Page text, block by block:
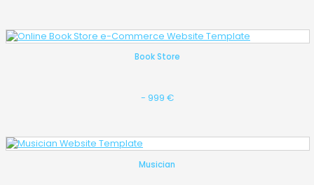
Book Store
- 999 €
Musician